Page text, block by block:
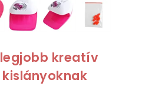
kreatív